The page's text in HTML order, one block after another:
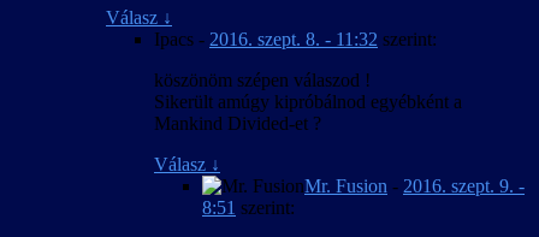
Válasz ↓
Ipacs - 2016. szept. 8. - 11:32 szerint:
köszönöm szépen válaszod !
Sikerült amúgy kipróbálnod egyébként a
Mankind Divided-et ?
Válasz ↓
Mr. Fusion - 2016. szept. 9. -
8:51 szerint: